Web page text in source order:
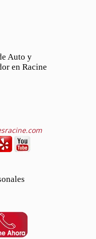
Auto y
en Racine